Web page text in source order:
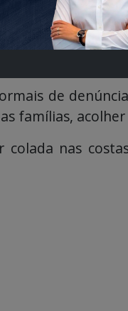
não seja
cúmplices
de
famílias,
nas